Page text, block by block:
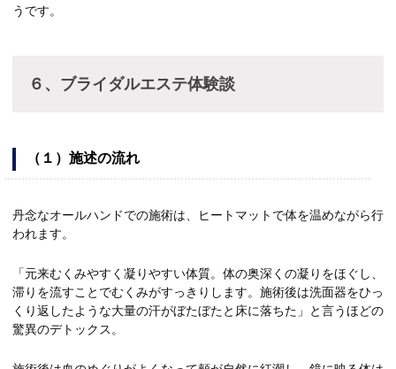
うです。
６、ブライダルエステ体験談
（１）施述の流れ
丹念なオールハンドでの施術は、ヒートマットで体を温めながら行
われます。
「元来むくみやすく凝りやすい体質。体の奥深くの凝りをほぐし、
滞りを流すことでむくみがすっきりします。施術後は洗面器をひっ
くり返したような大量の汗がぼたぼたと床に落ちた」と言うほどの
驚異のデトックス。